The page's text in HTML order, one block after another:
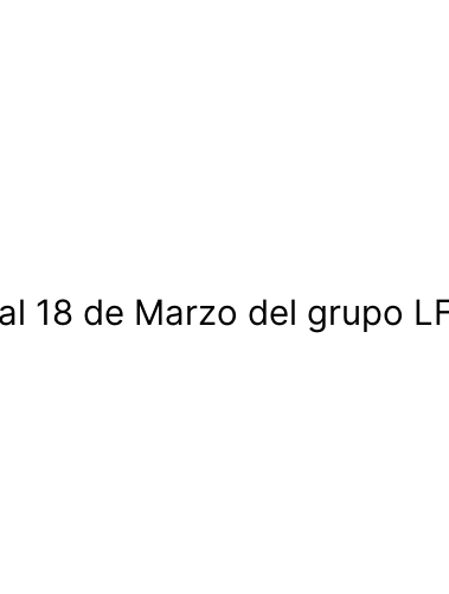
18 de Marzo del grupo